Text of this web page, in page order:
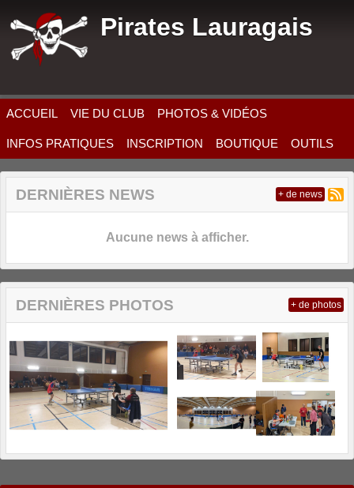
Pirates Lauragais
ACCUEIL VIE DU CLUB PHOTOS & VIDÉOS
INFOS PRATIQUES INSCRIPTION BOUTIQUE OUTILS
DERNIÈRES NEWS
Aucune news à afficher.
+ de news
DERNIÈRES PHOTOS + de photos